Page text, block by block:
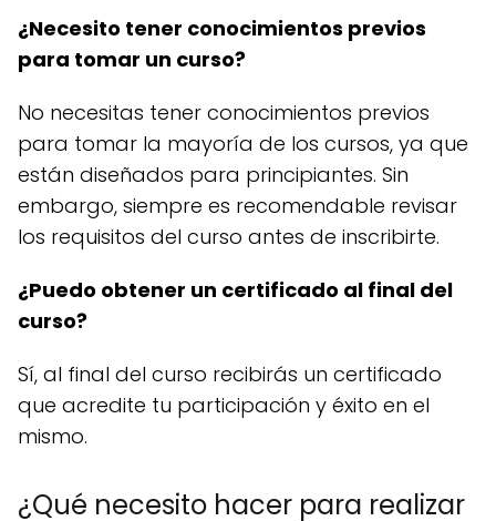
¿Necesito tener conocimientos previos
para tomar un curso?
No necesitas tener conocimientos previos
para tomar la mayoría de los cursos, ya que
están diseñados para principiantes. Sin
embargo, siempre es recomendable revisar
los requisitos del curso antes de inscribirte.
¿Puedo obtener un certificado al final del
curso?
Sí, al final del curso recibirás un certificado
que acredite tu participación y éxito en el
mismo.
¿Qué necesito hacer para realizar